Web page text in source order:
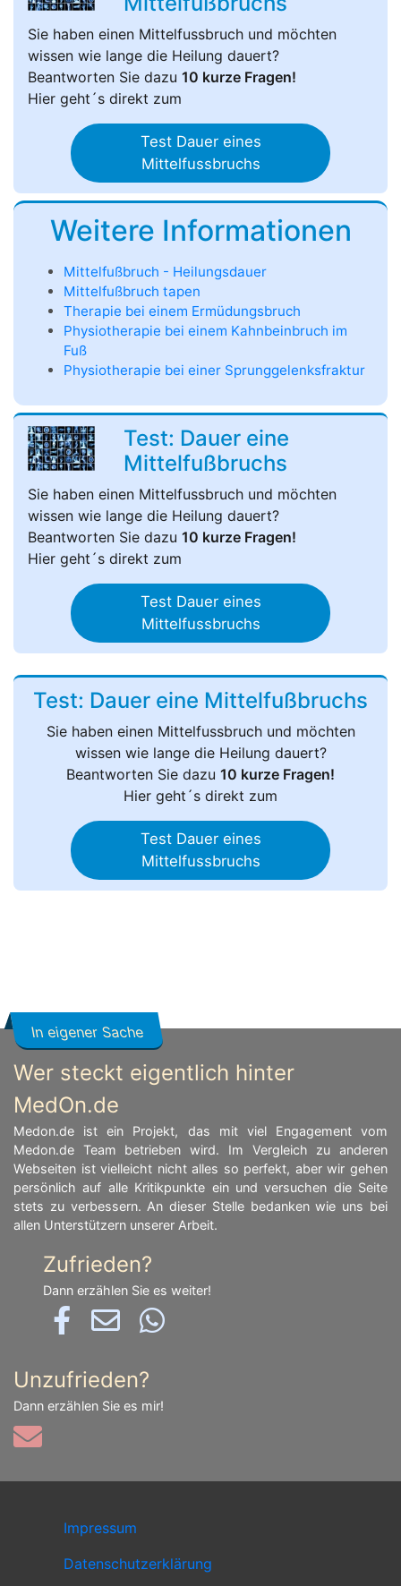
Test: Dauer eine Mittelfußbruchs
Sie haben einen Mittelfussbruch und möchten
wissen wie lange die Heilung dauert?
Beantworten Sie dazu 10 kurze Fragen!
Hier geht´s direkt zum
Test Dauer eines
Mittelfussbruchs
Sie haben einen Mittelfussbruch und möchten
wissen wie lange die Heilung dauert?
Beantworten Sie dazu 10 kurze Fragen!
Hier geht´s direkt zum
Test Dauer eines
Mittelfussbruchs
Weitere Informationen
Mittelfußbruch - Heilungsdauer
Mittelfußbruch tapen
Therapie bei einem Ermüdungsbruch
Physiotherapie bei einem Kahnbeinbruch im
Fuß
Physiotherapie bei einer Sprunggelenksfraktur
Test: Dauer eine
Mittelfußbruchs
Sie haben einen Mittelfussbruch und möchten
wissen wie lange die Heilung dauert?
Beantworten Sie dazu 10 kurze Fragen!
Hier geht´s direkt zum
Test Dauer eines
Mittelfussbruchs
In eigener Sache
Wer steckt eigentlich hinter
MedOn.de
Medon.de ist ein Projekt, das mit viel Engagement vom
Medon.de Team betrieben wird. Im Vergleich zu anderen
Webseiten ist vielleicht nicht alles so perfekt, aber wir gehen
persönlich auf alle Kritikpunkte ein und versuchen die Seite
stets zu verbessern. An dieser Stelle bedanken wie uns bei
allen Unterstützern unserer Arbeit.
Zufrieden?
Dann erzählen Sie es weiter!
Unzufrieden?
Dann erzählen Sie es mir!
Impressum
Datenschutzerklärung